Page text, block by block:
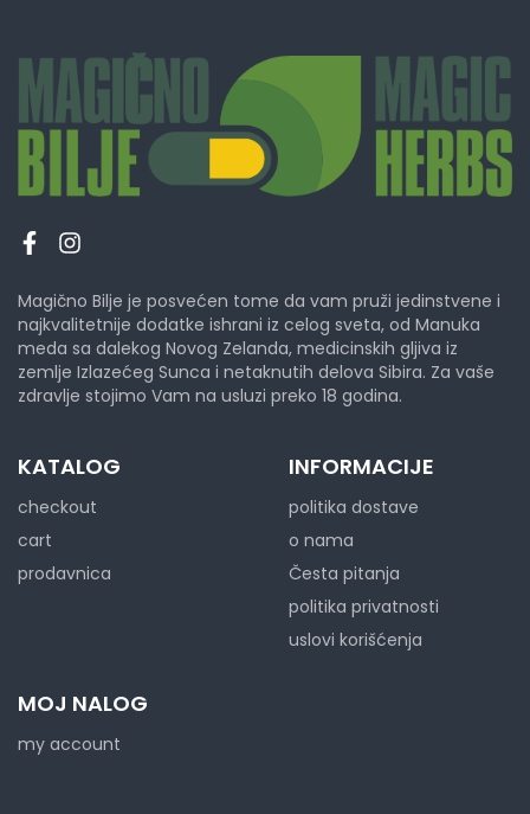
Magično Bilje je posvećen tome da vam pruži jedinstvene i
najkvalitetnije dodatke ishrani iz celog sveta, od Manuka
meda sa dalekog Novog Zelanda, medicinskih gljiva iz
zemlje Izlazećeg Sunca i netaknutih delova Sibira. Za vaše
zdravlje stojimo Vam na usluzi preko 18 godina.
KATALOG
checkout
cart
prodavnica
INFORMACIJE
politika dostave
o nama
Česta pitanja
politika privatnosti
uslovi korišćenja
MOJ NALOG
my account